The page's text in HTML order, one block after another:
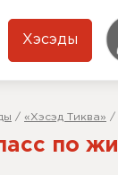
Хэсэды
/ «Хэсэд Тиква» /
по